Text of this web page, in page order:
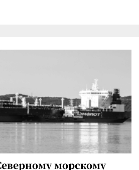
морскому